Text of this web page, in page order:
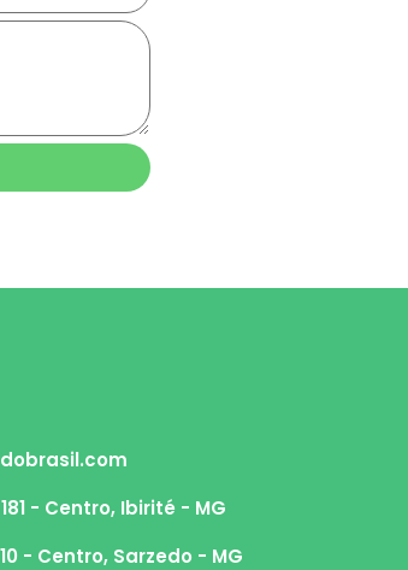
- Centro, Ibirité - MG
- Centro, Sarzedo - MG